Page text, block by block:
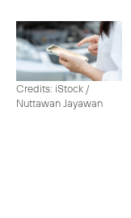
Credits: iStock /
Nuttawan Jayawan